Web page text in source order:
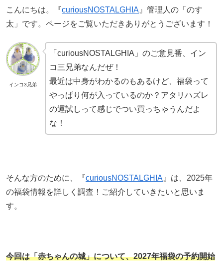
こんにちは。『curiousNOSTALGHIA 』管理人の「のす
太」です。ページをご覧いただきありがとうございます！
インコ3兄弟
「curiousNOSTALGHIA」のご意見番、イン
コ三兄弟なんだぜ！
最近は中身がわかるのもあるけど、福袋って
やっぱり何が入っているのか？アタリハズレ
の運試しって感じでつい買っちゃうんだよ
な！
そんな方のために、『curiousNOSTALGHIA 』は、2025年
の福袋情報を詳しく調査！ご紹介していきたいと思いま
す。
今回は「赤ちゃんの城」について、2027年福袋の予約開始